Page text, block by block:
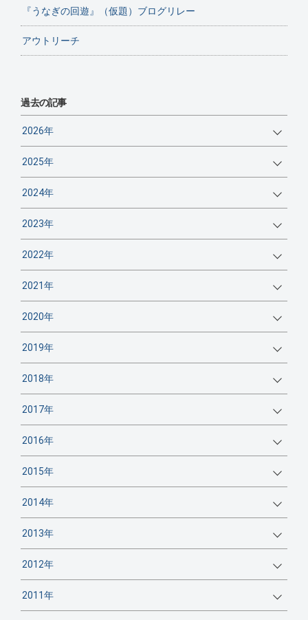
『うなぎの回遊』（仮題）ブログリレー
アウトリーチ
過去の記事
2026年
2025年
2024年
2023年
2022年
2021年
2020年
2019年
2018年
2017年
2016年
2015年
2014年
2013年
2012年
2011年